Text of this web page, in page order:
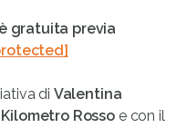
gratuita previa
di Valentina
Kilometro Rossoe con il